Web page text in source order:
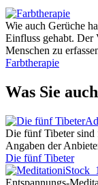
Wie auch Gerüche
Einfluss gehabt. Der
Menschen zu
Farbtherapie
Was Sie
Die fünf Tibeter sind
Angaben der
Die fünf Tibeter
Entspannungs-